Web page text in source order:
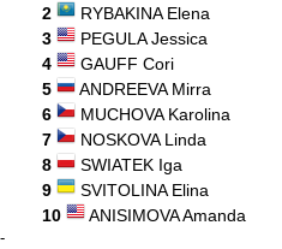
2
RYBAKINA Elena
3
PEGULA Jessica
4
GAUFF Cori
5
ANDREEVA Mirra
6
MUCHOVA Karolina
7
NOSKOVA Linda
8
SWIATEK Iga
9
SVITOLINA Elina
10
ANISIMOVA Amanda
-